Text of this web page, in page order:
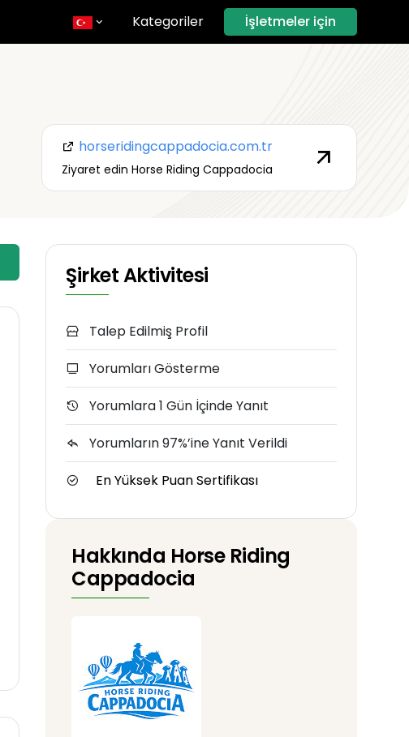
Kategoriler İşletmeler için
horseridingcappadocia.com.tr
Ziyaret edin Horse Riding Cappadocia
Şirket Aktivitesi
Talep Edilmiş Profil
Yorumları Gösterme
Yorumlara 1 Gün İçinde Yanıt
Yorumların 97%’ine Yanıt Verildi
En Yüksek Puan Sertifikası
Hakkında Horse Riding
Cappadocia